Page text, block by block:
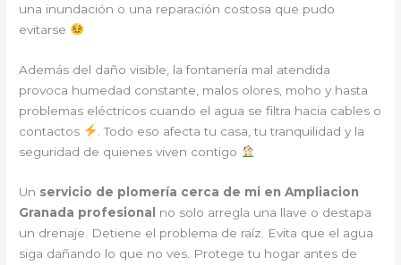
una inundación o una reparación costosa que pudo
evitarse
Además del daño visible, la fontanería mal atendida
provoca humedad constante, malos olores, moho y hasta
problemas eléctricos cuando el agua se filtra hacia cables o
contactos
. Todo eso afecta tu casa, tu tranquilidad y la
seguridad de quienes viven contigo
Un servicio de plomería cerca de mi en Ampliacion
Granada profesional
no solo arregla una llave o destapa
un drenaje. Detiene el problema de raíz. Evita que el agua
siga dañando lo que no ves. Protege tu hogar antes de